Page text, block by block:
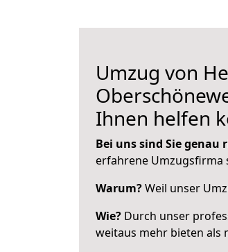
Umzug von
Ihnen helfen
Bei uns sind Sie genau
erfahrene Umzugsfirma
Warum?Weil unser
Wie? Durch unser
weitaus mehr bieten als